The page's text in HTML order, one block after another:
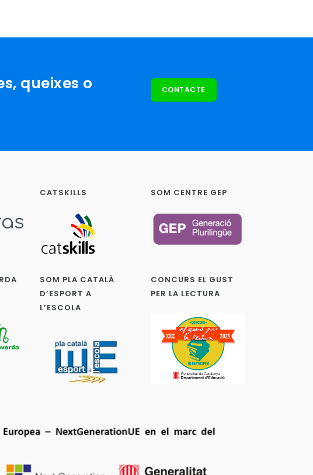
queixes o
CONTACTE
CATSKILLS SOM CENTRE GEP
SOM PLA CATALÀ
D’ESPORT A
L’ESCOLA
CONCURS EL GUST
PER LA LECTURA